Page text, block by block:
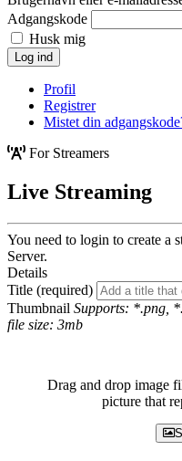
Adgangskode
Husk mig
Log ind
Profil
Registrer
Mistet din
For Streamers
Live Streaming
You need to login to create a
Server.
Details
Title (required)
Thumbnail Supports: *.png,
file size: 3mb
Drag and drop image
picture that